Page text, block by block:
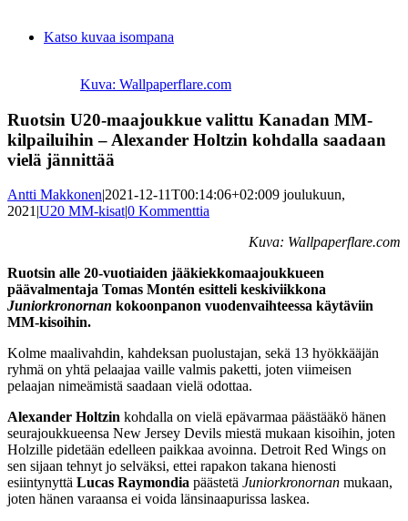
Katso kuvaa isompana
Kuva: Wallpaperflare.com
Ruotsin U20-maajoukkue valittu Kanadan MM-
kilpailuihin – Alexander Holtzin kohdalla saadaan
vielä jännittää
Antti Makkonen|2021-12-11T00:14:06+02:009 joulukuun,
2021|U20 MM-kisat|0 Kommenttia
Kuva: Wallpaperflare.com
Ruotsin alle 20-vuotiaiden jääkiekkomaajoukkueen
päävalmentaja Tomas Montén esitteli keskiviikkona
Juniorkronornan kokoonpanon vuodenvaihteessa käytäviin
MM-kisoihin.
Kolme maalivahdin, kahdeksan puolustajan, sekä 13 hyökkääjän
ryhmä on yhtä pelaajaa vaille valmis paketti, joten viimeisen
pelaajan nimeämistä saadaan vielä odottaa.
Alexander Holtzin kohdalla on vielä epävarmaa päästääkö hänen
seurajoukkueensa New Jersey Devils miestä mukaan kisoihin, joten
Holzille pidetään edelleen paikkaa avoinna. Detroit Red Wings on
sen sijaan tehnyt jo selväksi, ettei rapakon takana hienosti
esiintynyttä Lucas Raymondia päästetä Juniorkronornan mukaan,
joten hänen varaansa ei voida länsinaapurissa laskea.